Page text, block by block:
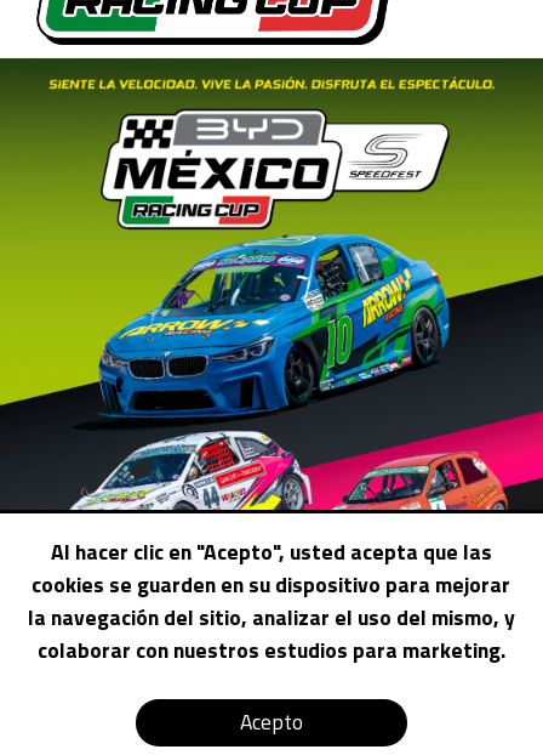
Al hacer clic en "Acepto", usted acepta que las
cookies se guarden en su dispositivo para mejorar
la navegación del sitio, analizar el uso del mismo, y
colaborar con nuestros estudios para marketing.